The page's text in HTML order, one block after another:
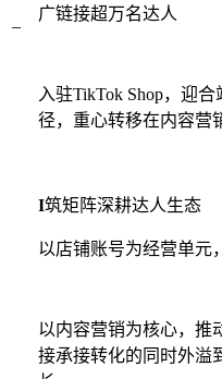
广链接超万名达人
入驻TikTok Shop，迎
径，重心转移在内容营
I筑矩阵深耕达人生态
以店铺账号为经营单元
以内容营销为核心，推
接承接转化的同时外溢